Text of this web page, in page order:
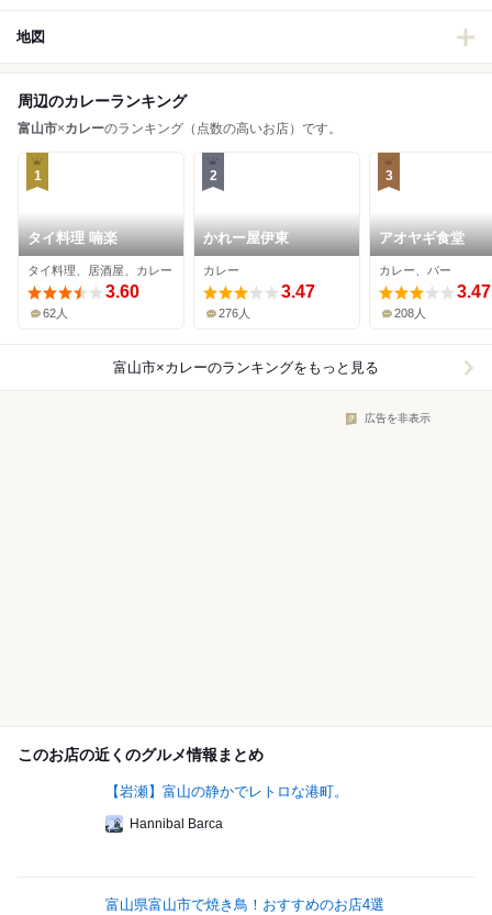
地図
周辺のカレーランキング
富山市×カレーのランキング（点数の高いお店）です。
1
タイ料理 喃楽
タイ料理、居酒屋、カレー
3.60
62人
2
かれー屋伊東
カレー
3.47
276人
3
アオヤギ食堂
カレー、バー
3.47
208人
富山市×カレーのランキングをもっと見る
広告を非表示
このお店の近くのグルメ情報まとめ
【岩瀬】富山の静かでレトロな港町。
Hannibal Barca
富山県富山市で焼き鳥！おすすめのお店4選